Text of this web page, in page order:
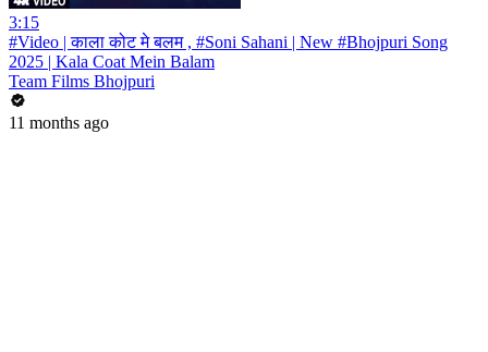
3:15
#Video | काला कोट मे बलम , #Soni Sahani | New #Bhojpuri Song
2025 | Kala Coat Mein Balam
Team Films Bhojpuri
11 months ago